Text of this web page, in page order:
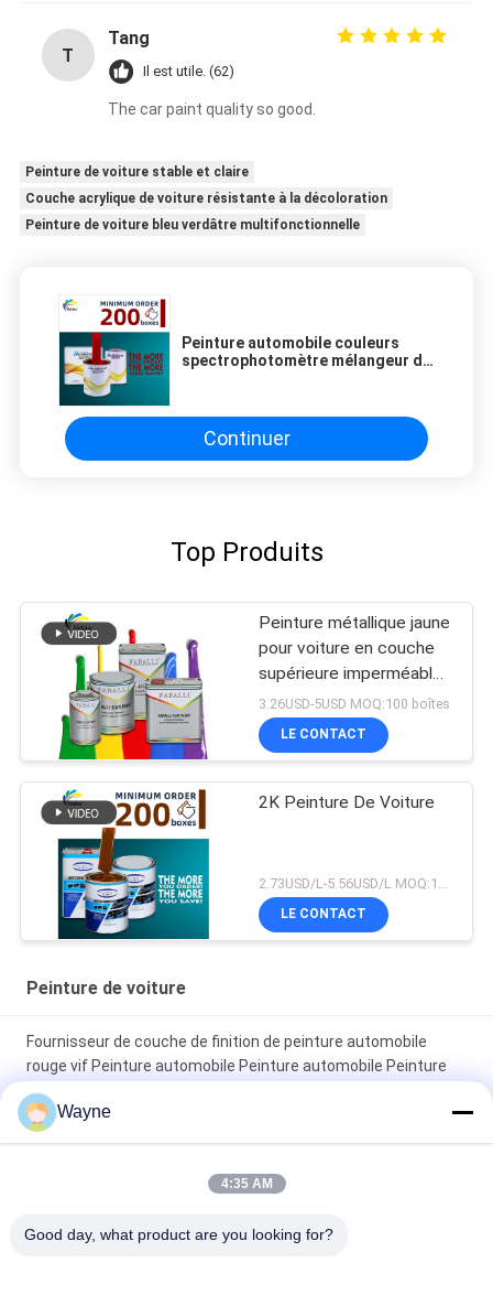
T
Tang
Il est utile. (62)
The car paint quality so good.
Peinture de voiture stable et claire
Couche acrylique de voiture résistante à la décoloration
Peinture de voiture bleu verdâtre multifonctionnelle
Peinture automobile couleurs
spectrophotomètre mélangeur de
peinture à pulvérisation
revêtement automobile
Continuer
Top Produits
Peinture métallique jaune
pour voiture en couche
supérieure imperméable
à l'humidité pratique anti-
fading
3.26USD-5USD MOQ:100 boîtes
LE CONTACT
2K Peinture De Voiture
LE CONTACT
Peinture de voiture
Fournisseur de couche de finition de peinture automobile
rouge vif Peinture automobile Peinture automobile Peinture
en aérosol
Peinture automobile rouge brillant résistant à la décoloration
Peinture de finition automobile brillante, anticorrosion,
réparation automobile
Wayne
4:35 AM
Good day, what product are you looking for?